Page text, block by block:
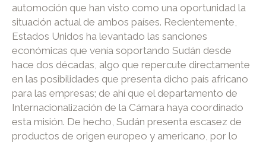
automoción que han visto como una oportunidad la
situación actual de ambos países. Recientemente,
Estados Unidos ha levantado las sanciones
económicas que venía soportando Sudán desde
hace dos décadas, algo que repercute directamente
en las posibilidades que presenta dicho país africano
para las empresas; de ahí que el departamento de
Internacionalización de la Cámara haya coordinado
esta misión. De hecho, Sudán presenta escasez de
productos de origen europeo y americano, por lo